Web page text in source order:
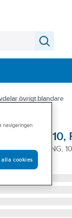
övrigt blandare
G10,
SLANG,
navigeringen
alla cookies